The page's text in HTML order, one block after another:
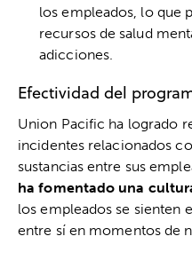
los empleados, lo que
recursos de salud
adicciones.
Efectividad del
Union Pacific ha logrado
incidentes relacionados
sustancias entre sus
ha fomentado una
los empleados se sienten
entre sí en momentos de